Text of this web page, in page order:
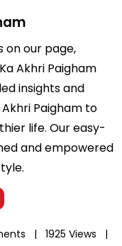
on our page,
Akhri Paigham
insights and
Paigham to
life. Our easy-
and empowered
|
1925 Views |